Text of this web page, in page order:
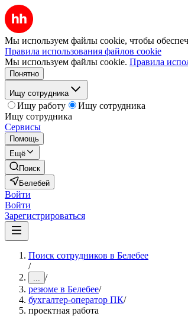
Мы используем файлы cookie, чтобы
Правила использования файлов cookie
Мы используем файлы cookie. Правила
Понятно
Ищу сотрудника
Ищу работу
Ищу сотрудника
Ищу сотрудника
Сервисы
Помощь
Ещё
Поиск
Белебей
Войти
Войти
Зарегистрироваться
Поиск сотрудников в Белебее
/
... /
резюме в Белебее/
бухгалтер-оператор ПК/
проектная работа